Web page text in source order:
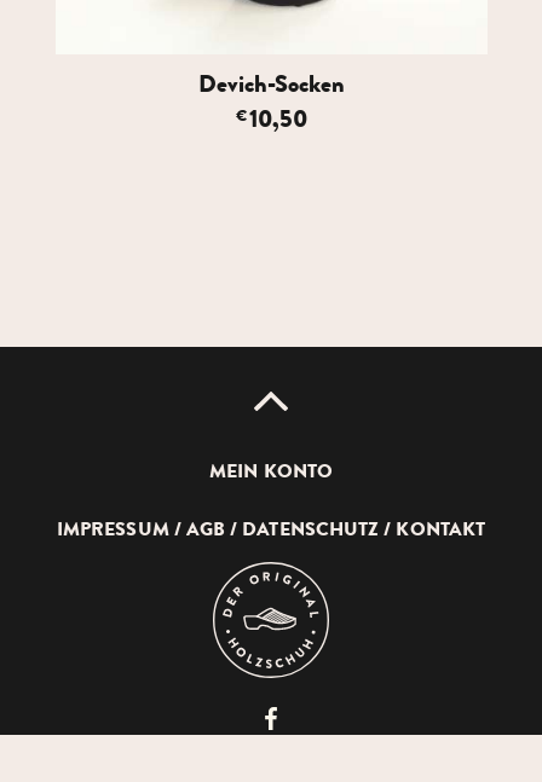
Devich-Socken
€10,50
MEIN KONTO
IMPRESSUM AGB DATENSCHUTZ KONTAKT